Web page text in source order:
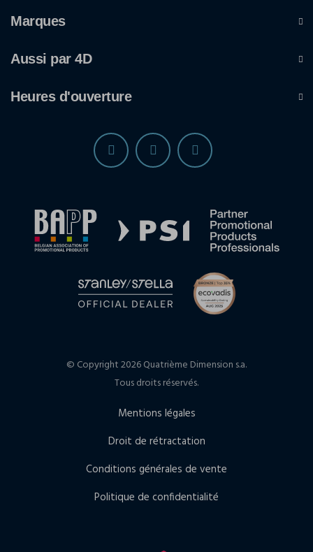
Marques
Aussi par 4D
Heures d'ouverture
© Copyright 2026 Quatrième Dimension s.a.
Tous droits réservés.
Mentions légales
Droit de rétractation
Conditions générales de vente
Politique de confidentialité